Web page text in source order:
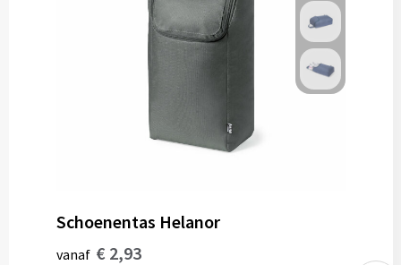
Schoenentas Helanor
vanaf € 2,93